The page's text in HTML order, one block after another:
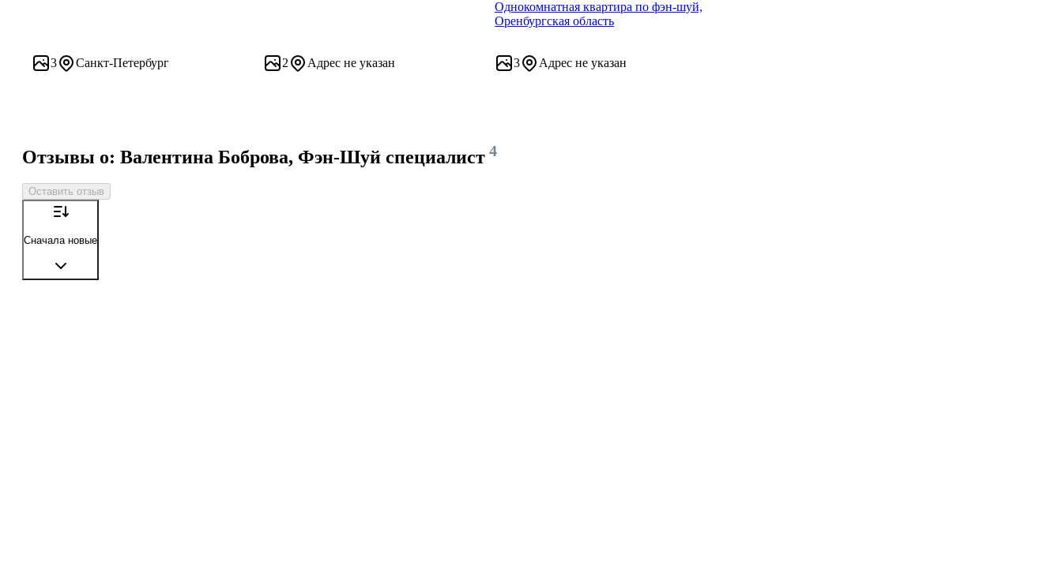
3 Санкт-Петербург 2 Адрес не указан
Однокомнатная квартира по фэн-шуй,
Оренбургская область
3 Адрес не указан
Отзывы о: Валентина Боброва, Фэн-Шуй специалист 4
Оставить отзыв
Сначала новые